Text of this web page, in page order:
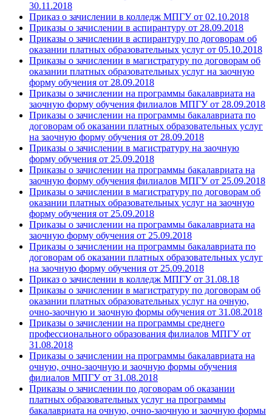
30.11.2018
Приказ о зачислении в колледж МПГУ от 02.10.2018
Приказы о зачислении в аспирантуру от 28.09.2018
Приказы о зачислении в аспирантуру по договорам об
оказании платных образовательных услуг от 05.10.2018
Приказы о зачислении в магистратуру по договорам об
оказании платных образовательных услуг на заочную
форму обучения от 28.09.2018
Приказы о зачислении на программы бакалавриата на
заочную форму обучения филиалов МПГУ от 28.09.2018
Приказы о зачислении на программы бакалавриата по
договорам об оказании платных образовательных услуг
на заочную форму обучения от 28.09.2018
Приказы о зачислении в магистратуру на заочную
форму обучения от 25.09.2018
Приказы о зачислении на программы бакалавриата на
заочную форму обучения филиалов МПГУ от 25.09.2018
Приказы о зачислении в магистратуру по договорам об
оказании платных образовательных услуг на заочную
форму обучения от 25.09.2018
Приказы о зачислении на программы бакалавриата на
заочную форму обучения от 25.09.2018
Приказы о зачислении на программы бакалавриата по
договорам об оказании платных образовательных услуг
на заочную форму обучения от 25.09.2018
Приказ о зачислении в колледж МПГУ от 31.08.18
Приказы о зачислении в магистратуру по договорам об
оказании платных образовательных услуг на очную,
очно-заочную и заочную формы обучения от 31.08.2018
Приказы о зачислении на программы среднего
профессионального образования филиалов МПГУ от
31.08.2018
Приказы о зачислении на программы бакалавриата на
очную, очно-заочную и заочную формы обучения
филиалов МПГУ от 31.08.2018
Приказы о зачислении по договорам об оказании
платных образовательных услуг на программы
бакалавриата на очную, очно-заочную и заочную формы